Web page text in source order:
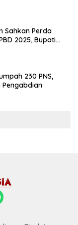
Sahkan Perda
2025, Bupati
230 PNS,
Pengabdian